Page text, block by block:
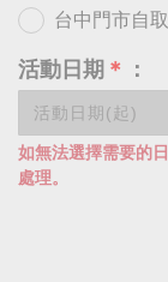
台中門市自取
活動日期 ＊ ：
如無法選擇需要的
處理。